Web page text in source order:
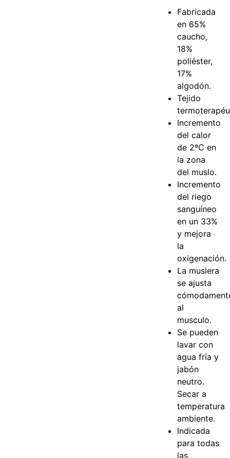
Fabricada
en 65%
caucho,
18%
poliéster,
17%
algodón.
Tejido
Incremento
del calor
de 2ºC en
la zona
del muslo.
Incremento
del riego
sanguíneo
en un 33%
y mejora
la
oxigenación.
La muslera
se ajusta
al
musculo.
Se pueden
lavar con
agua fría y
jabón
neutro.
Secar a
temperatura
ambiente.
Indicada
para todas
las